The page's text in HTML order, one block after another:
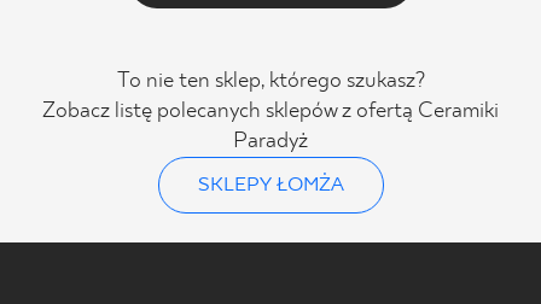
To nie ten sklep, którego szukasz?
Zobacz listę polecanych sklepów z ofertą Ceramiki
Paradyż
SKLEPY ŁOMŻA